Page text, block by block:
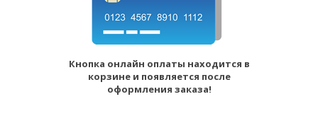
Кнопка онлайн оплаты находится в
корзине и появляется после
оформления заказа!